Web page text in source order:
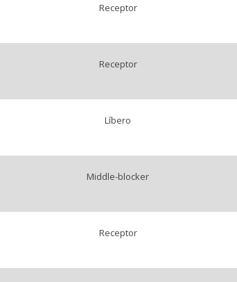
Receptor
Receptor
Líbero
Middle-blocker
Receptor